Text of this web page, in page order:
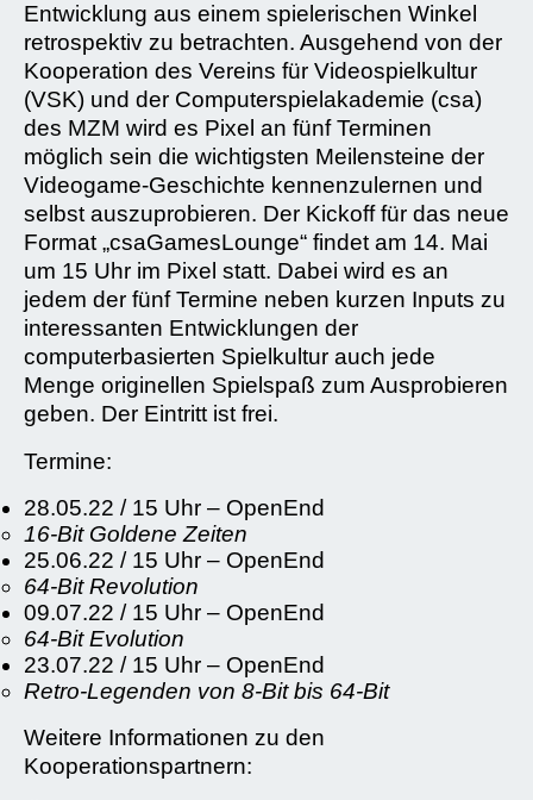
Entwicklung aus einem spielerischen Winkel
retrospektiv zu betrachten. Ausgehend von der
Kooperation des Vereins für Videospielkultur
(VSK) und der Computerspielakademie (csa)
des MZM wird es Pixel an fünf Terminen
möglich sein die wichtigsten Meilensteine der
Videogame-Geschichte kennenzulernen und
selbst auszuprobieren. Der Kickoff für das neue
Format „csaGamesLounge“ findet am 14. Mai
um 15 Uhr im Pixel statt. Dabei wird es an
jedem der fünf Termine neben kurzen Inputs zu
interessanten Entwicklungen der
computerbasierten Spielkultur auch jede
Menge originellen Spielspaß zum Ausprobieren
geben. Der Eintritt ist frei.
Termine:
28.05.22 / 15 Uhr – OpenEnd
16-Bit Goldene Zeiten
25.06.22 / 15 Uhr – OpenEnd
64-Bit Revolution
09.07.22 / 15 Uhr – OpenEnd
64-Bit Evolution
23.07.22 / 15 Uhr – OpenEnd
Retro-Legenden von 8-Bit bis 64-Bit
Weitere Informationen zu den
Kooperationspartnern: